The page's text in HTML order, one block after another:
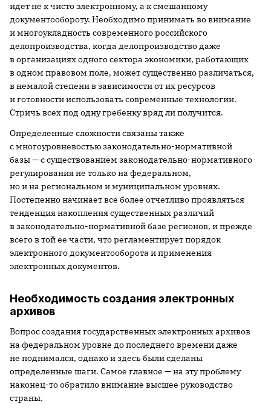
идет не к чисто электронному, а к смешанному
документообороту. Необходимо принимать во внимание
и многоукладность современного российского
делопроизводства, когда делопроизводство даже
в организациях одного сектора экономики, работающих
в одном правовом поле, может существенно различаться,
в немалой степени в зависимости от их ресурсов
и готовности использовать современные технологии.
Стричь всех под одну гребенку вряд ли получится.
Определенные сложности связаны также
с многоуровневостью законодательно-нормативной
базы — с существованием законодательно-нормативного
регулирования не только на федеральном,
но и на региональном и муниципальном уровнях.
Постепенно начинает все более отчетливо проявляться
тенденция накопления существенных различий
в законодательно-нормативной базе регионов, и прежде
всего в той ее части, что регламентирует порядок
электронного документооборота и применения
электронных документов.
Необходимость создания электронных
архивов
Вопрос создания государственных электронных архивов
на федеральном уровне до последнего времени даже
не поднимался, однако и здесь были сделаны
определенные шаги. Самое главное — на эту проблему
наконец-то обратило внимание высшее руководство
страны.